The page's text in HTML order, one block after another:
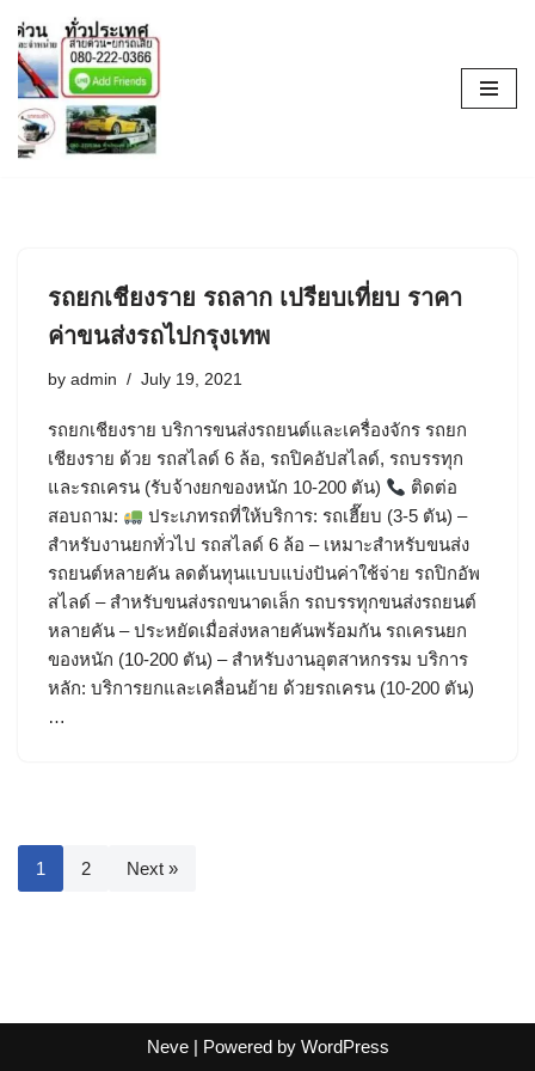
Skip
to
content
รถยกเชียงราย รถลาก เปรียบเที่ยบ ราคา
ค่าขนส่งรถไปกรุงเทพ
by admin July 19, 2021
รถยกเชียงราย บริการขนส่งรถยนต์และเครื่องจักร รถยก
เชียงราย ด้วย รถสไลด์ 6 ล้อ, รถปิคอัปสไลด์, รถบรรทุก
และรถเครน (รับจ้างยกของหนัก 10-200 ตัน)
ติดต่อ
สอบถาม:
ประเภทรถที่ให้บริการ: รถเฮี๊ยบ (3-5 ตัน) –
สำหรับงานยกทั่วไป รถสไลด์ 6 ล้อ – เหมาะสำหรับขนส่ง
รถยนต์หลายคัน ลดต้นทุนแบบแบ่งปันค่าใช้จ่าย รถปิกอัพ
สไลด์ – สำหรับขนส่งรถขนาดเล็ก รถบรรทุกขนส่งรถยนต์
หลายคัน – ประหยัดเมื่อส่งหลายคันพร้อมกัน รถเครนยก
ของหนัก (10-200 ตัน) – สำหรับงานอุตสาหกรรม บริการ
หลัก: บริการยกและเคลื่อนย้าย ด้วยรถเครน (10-200 ตัน)
…
1 2 Next »
Neve| Powered by WordPress